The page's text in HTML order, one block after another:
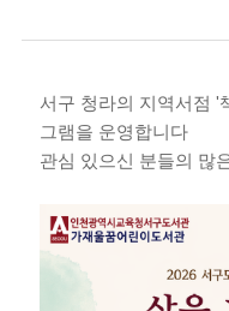
서구 청라의 지역서점 '
그램을 운영합니다
관심 있으신 분들의 많